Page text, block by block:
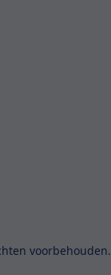
voorbehouden.